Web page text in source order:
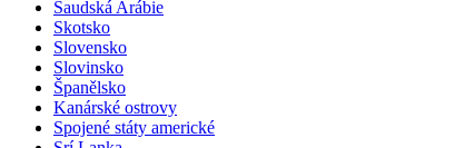
Saudská Arábie
Skotsko
Slovensko
Slovinsko
Španělsko
Kanárské ostrovy
Spojené státy americké